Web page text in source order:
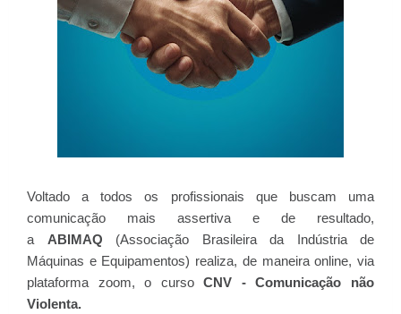
Voltado a todos os profissionais que buscam uma
comunicação mais assertiva e de resultado,
a ABIMAQ (Associação Brasileira da Indústria de
Máquinas e Equipamentos) realiza, de maneira online, via
plataforma zoom, o cursoCNV - Comunicação não
Violenta.